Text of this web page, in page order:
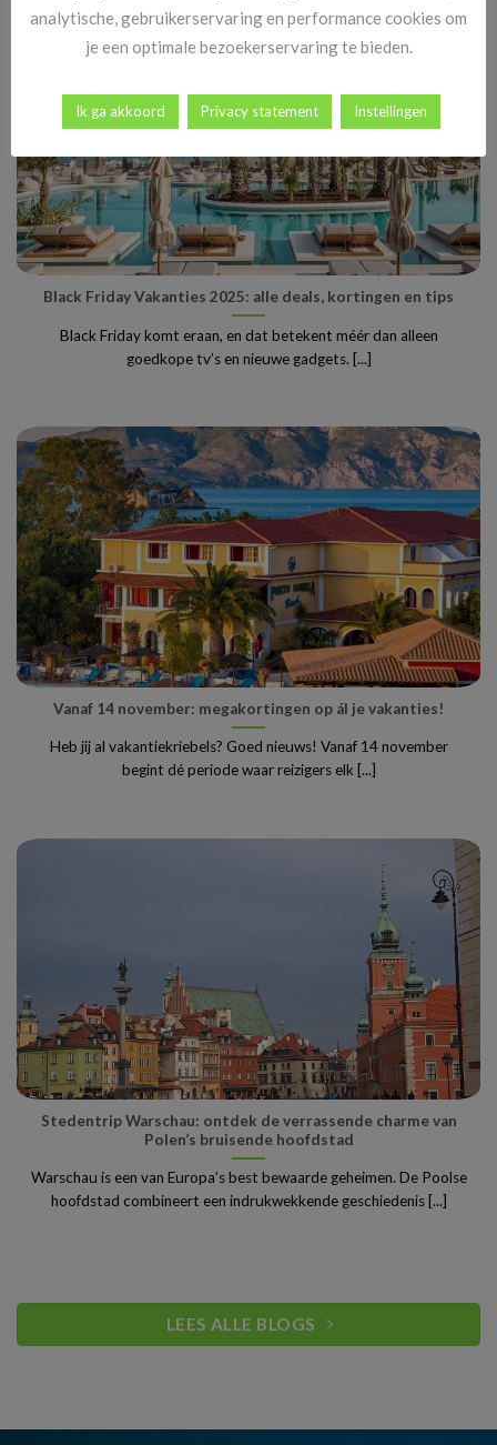
Black Friday Vakanties 2025: alle deals, kortingen en tips
Black Friday komt eraan, en dat betekent méér dan alleen
goedkope tv’s en nieuwe gadgets. [...]
Vanaf 14 november: megakortingen op ál je vakanties!
Heb jij al vakantiekriebels? Goed nieuws! Vanaf 14 november
begint dé periode waar reizigers elk [...]
Stedentrip Warschau: ontdek de verrassende charme van
Polen’s bruisende hoofdstad
Warschau is een van Europa’s best bewaarde geheimen. De Poolse
hoofdstad combineert een indrukwekkende geschiedenis [...]
LEES ALLE BLOGS
analytische, gebruikerservaring en performance cookies om
je een optimale bezoekerservaring te bieden.
Ik ga akkoord Privacy statement Instellingen